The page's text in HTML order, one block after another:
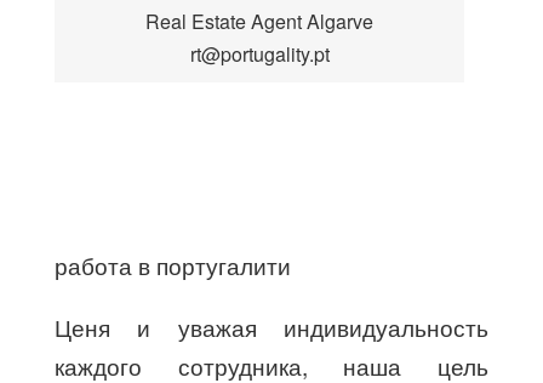
Real Estate Agent Algarve
rt@portugality.pt
работа в португалити
Ценя и уважая индивидуальность
каждого сотрудника, наша цель